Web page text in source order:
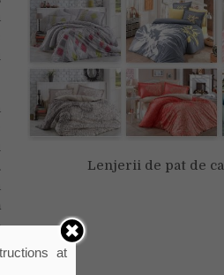
Lenjerii de pat de
at